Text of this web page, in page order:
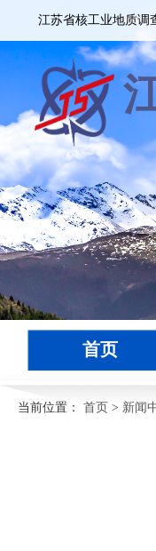
江苏省核工业地质调查大
首页
当前位置： 首页 > 新闻